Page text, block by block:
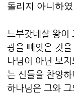
돌리지 아니하
느부갓네살 왕이
광을 빼앗은 것
나님이 아닌 보
는 신들을 찬양
하나님은 그와